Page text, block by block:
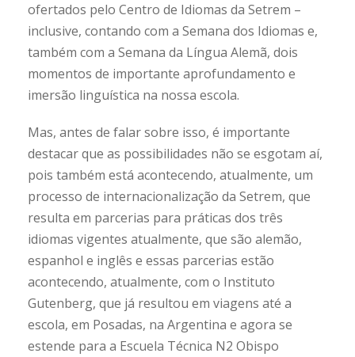
ofertados pelo Centro de Idiomas da Setrem –
inclusive, contando com a Semana dos Idiomas e,
também com a Semana da Língua Alemã, dois
momentos de importante aprofundamento e
imersão linguística na nossa escola.
Mas, antes de falar sobre isso, é importante
destacar que as possibilidades não se esgotam aí,
pois também está acontecendo, atualmente, um
processo de internacionalização da Setrem, que
resulta em parcerias para práticas dos três
idiomas vigentes atualmente, que são alemão,
espanhol e inglês e essas parcerias estão
acontecendo, atualmente, com o Instituto
Gutenberg, que já resultou em viagens até a
escola, em Posadas, na Argentina e agora se
estende para a Escuela Técnica N2 Obispo